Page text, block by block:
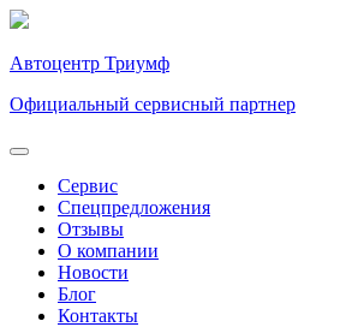
Автоцентр Триумф
Официальный сервисный партнер
Сервис
Спецпредложения
Отзывы
О компании
Новости
Блог
Контакты